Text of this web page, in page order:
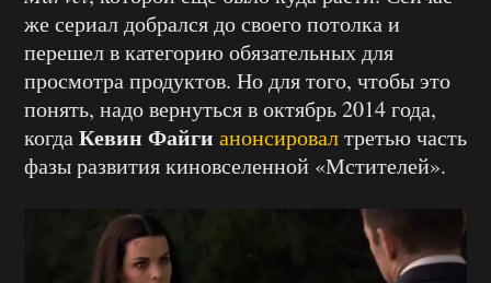
же сериал добрался до своего потолка и
перешел в категорию обязательных для
просмотра продуктов. Но для того, чтобы это
понять, надо вернуться в октябрь 2014 года,
когдаКевин Файги анонсировалтретью часть
фазы развития киновселенной «Мстителей».